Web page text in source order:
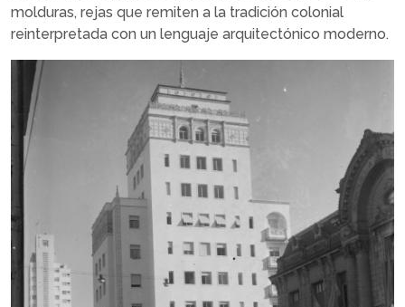
molduras, rejas que remiten a la tradición colonial
reinterpretada con un lenguaje arquitectónico moderno.